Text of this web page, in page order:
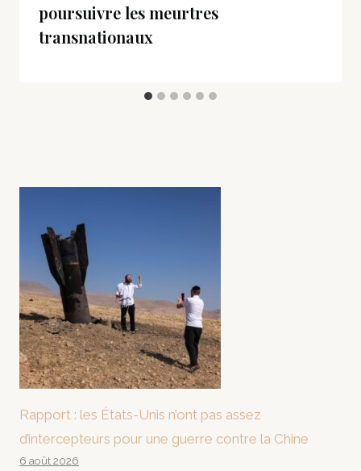
poursuivre les meurtres
transnationaux
Rapport : les États-Unis n’ont pas assez
d’intercepteurs pour une guerre contre la Chine
6 août 2026